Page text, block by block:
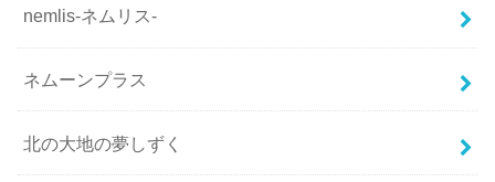
nemlis-ネムリス-
ネムーンプラス
北の大地の夢しずく